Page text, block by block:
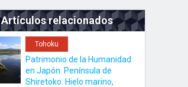
Artículos relacionados
Tohoku
Patrimonio de la Humanidad
en Japón. Península de
Shiretoko. Hielo marino,